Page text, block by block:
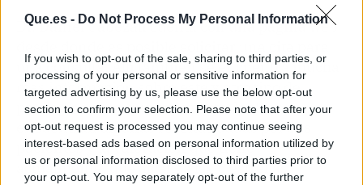
Que.es - Do Not Process My Personal Information
If you wish to opt-out of the sale, sharing to third parties, or
processing of your personal or sensitive information for
targeted advertising by us, please use the below opt-out
section to confirm your selection. Please note that after your
opt-out request is processed you may continue seeing
interest-based ads based on personal information utilized by
us or personal information disclosed to third parties prior to
your opt-out. You may separately opt-out of the further
Dr. Daniel Cabezalí cuenta con una página web
una consulta. Allí también se encuentra mucha
más información sobre este y otro tipo de
patologías en la que es experto. Incluso se
encuentran algunas reseñas dadas por sus
pacientes y la valoración que tiene
actualmente, que alcanza las 5 estrellas.